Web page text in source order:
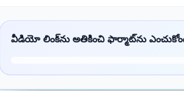
వీడియో లింక్‌ను అతికించి ఫార్మాట్‌ను